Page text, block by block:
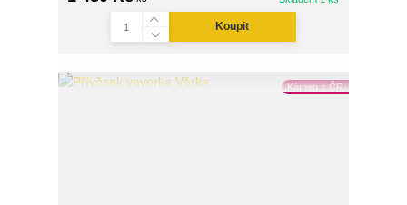
Koupit
Kámen z ČR